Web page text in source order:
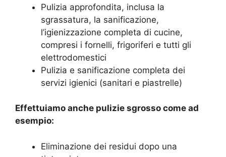
Pulizia approfondita, inclusa la
sgrassatura, la sanificazione,
l’igienizzazione completa di cucine,
compresi i fornelli, frigoriferi e tutti gli
elettrodomestici
Pulizia e sanificazione completa dei
servizi igienici (sanitari e piastrelle)
Effettuiamo anche pulizie sgrosso come ad
esempio:
Eliminazione dei residui dopo una